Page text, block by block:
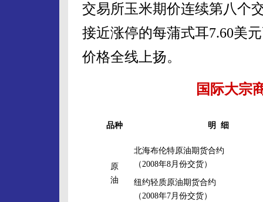
交易所玉米期价连续第八个
接近涨停的每蒲式耳7.60美
价格全线上扬。
国际大宗
品种 明 细
原
油
北海布伦特原油期货合约
（2008年8月份交货）
纽约轻质原油期货合约
（2008年7月份交货）